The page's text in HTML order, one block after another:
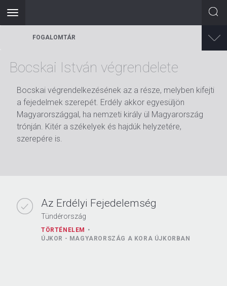
Toggle
navigation
FOGALOMTÁR
Bocskai István végrendelete
Bocskai végrendelkezésének az a része, melyben kifejti
a fejedelmek szerepét. Erdély akkor egyesüljön
Magyarországgal, ha nemzeti király ül Magyarország
trónján. Kitér a székelyek és hajdúk helyzetére,
szerepére is.
Az Erdélyi Fejedelemség
Tündérország
TÖRTÉNELEM
ÚJKOR - MAGYARORSZÁG A KORA ÚJKORBAN